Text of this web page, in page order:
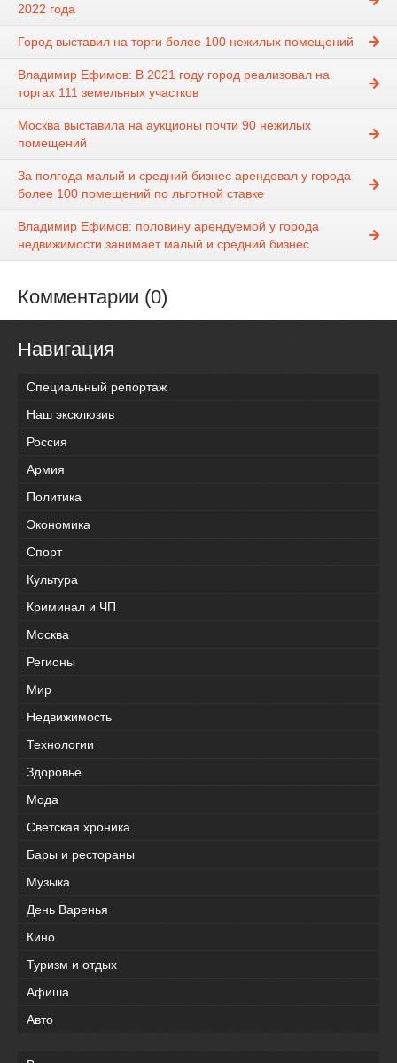
2022 года
Город выставил на торги более 100 нежилых помещений
Владимир Ефимов: В 2021 году город реализовал на
торгах 111 земельных участков
Москва выставила на аукционы почти 90 нежилых
помещений
За полгода малый и средний бизнес арендовал у города
более 100 помещений по льготной ставке
Владимир Ефимов: половину арендуемой у города
недвижимости занимает малый и средний бизнес
Комментарии (0)
Навигация
Специальный репортаж
Наш эксклюзив
Россия
Армия
Политика
Экономика
Спорт
Культура
Криминал и ЧП
Москва
Регионы
Мир
Недвижимость
Технологии
Здоровье
Мода
Светская хроника
Бары и рестораны
Музыка
День Варенья
Кино
Туризм и отдых
Афиша
Авто